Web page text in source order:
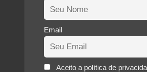
Email
Aceito a política de